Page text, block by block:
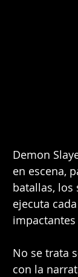
Demon
en escena,
batallas, los
ejecuta
No se trata
con la